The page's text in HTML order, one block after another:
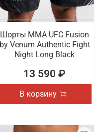
Шорты ММА UFC Fusion
by Venum Authentic Fight
Night Long Black
13 590 ₽
В корзину